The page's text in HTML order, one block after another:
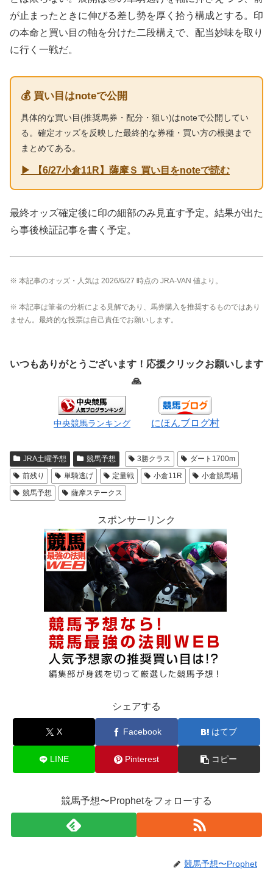
が止まったときに伸びる差し勢を厚く拾う構成とする。印
の本命と買い目の軸を分けた二段構えで、配当妙味を取り
に行く一戦だ。
💰 買い目はnoteで公開
具体的な買い目(推奨馬券・配分・狙い)はnoteで公開してい
る。確定オッズを反映した最終的な券種・買い方の根拠まで
まとめてある。
▶ 【6/27小倉11R】薩摩Ｓ 買い目をnoteで読む
最終オッズ確定後に印の細部のみ見直す予定。結果が出た
ら事後検証記事を書く予定。
※ 本記事のオッズ・人気は 2026/6/27 時点の JRA-VAN 値より。
※ 本記事は筆者の分析による見解であり、馬券購入を推奨するものではあり
ません。最終的な投票は自己責任でお願いします。
いつもありがとうございます！応援クリックお願いします
🙏
中央競馬ランキング にほんブログ村
JRA土曜予想 競馬予想 3勝クラス
ダート1700m
前残り
単騎逃げ 定量戦 小倉11R
小倉競馬場
競馬予想
薩摩ステークス
スポンサーリンク
シェアする
X Facebook はてブ
LINE Pinterest コピー
競馬予想〜Prophetをフォローする
競馬予想〜Prophet